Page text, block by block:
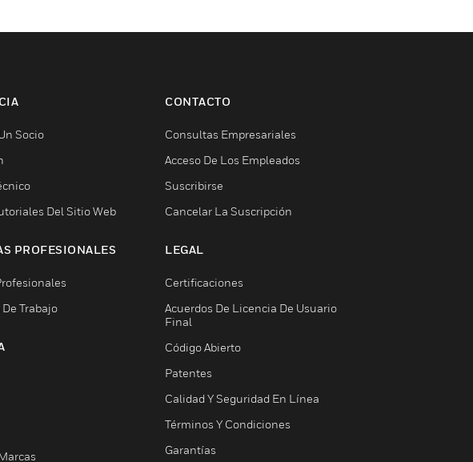
Socio
Del Sitio Web
PROFESIONALES
Trabajo
CONTACTO
Consultas Empresariales
Acceso De Los Empleados
Suscribirse
Cancelar La Suscripción
LEGAL
Certificaciones
Acuerdos De Licencia De Usuario
Final
Código Abierto
Patentes
Calidad Y Seguridad En Línea
Términos Y Condiciones
Garantías